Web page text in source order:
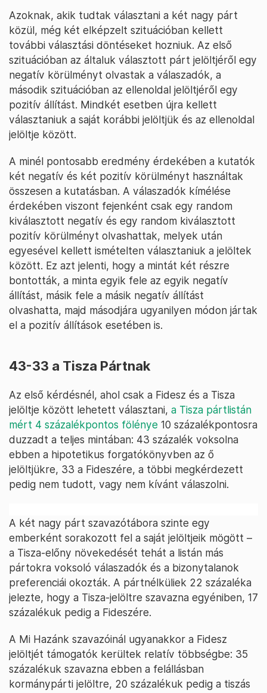
Azoknak, akik tudtak választani a két nagy párt
közül, még két elképzelt szituációban kellett
további választási döntéseket hozniuk. Az első
szituációban az általuk választott párt jelöltjéről egy
negatív körülményt olvastak a válaszadók, a
második szituációban az ellenoldal jelöltjéről egy
pozitív állítást. Mindkét esetben újra kellett
választaniuk a saját korábbi jelöltjük és az ellenoldal
jelöltje között.
A minél pontosabb eredmény érdekében a kutatók
két negatív és két pozitív körülményt használtak
összesen a kutatásban. A válaszadók kímélése
érdekében viszont fejenként csak egy random
kiválasztott negatív és egy random kiválasztott
pozitív körülményt olvashattak, melyek után
egyesével kellett ismételten választaniuk a jelöltek
között. Ez azt jelenti, hogy a mintát két részre
bontották, a minta egyik fele az egyik negatív
állítást, másik fele a másik negatív állítást
olvashatta, majd másodjára ugyanilyen módon jártak
el a pozitív állítások esetében is.
43-33 a Tisza Pártnak
Az első kérdésnél, ahol csak a Fidesz és a Tisza
jelöltje között lehetett választani, a Tisza pártlistán
mért 4 százalékpontos fölénye 10 százalékpontosra
duzzadt a teljes mintában: 43 százalék voksolna
ebben a hipotetikus forgatókönyvben az ő
jelöltjükre, 33 a Fideszére, a többi megkérdezett
pedig nem tudott, vagy nem kívánt válaszolni.
A két nagy párt szavazótábora szinte egy
emberként sorakozott fel a saját jelöltjeik mögött –
a Tisza-előny növekedését tehát a listán más
pártokra voksoló válaszadók és a bizonytalanok
preferenciái okozták. A pártnélküliek 22 százaléka
jelezte, hogy a Tisza-jelöltre szavazna egyéniben, 17
százalékuk pedig a Fideszére.
A Mi Hazánk szavazóinál ugyanakkor a Fidesz
jelöltjét támogatók kerültek relatív többségbe: 35
százalékuk szavazna ebben a felállásban
kormánypárti jelöltre, 20 százalékuk pedig a tiszás